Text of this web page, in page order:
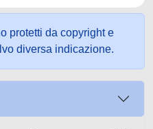
protetti da copyright e
diversa indicazione.